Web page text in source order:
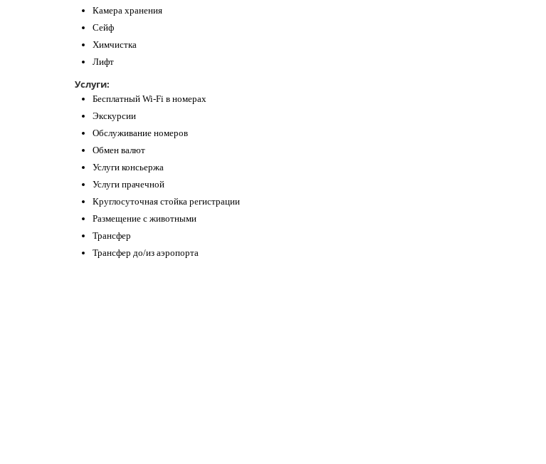
Камера хранения
Сейф
Химчистка
Лифт
Услуги:
Бесплатный Wi-Fi в номерах
Экскурсии
Обслуживание номеров
Обмен валют
Услуги консьержа
Услуги прачечной
Круглосуточная стойка регистрации
Размещение с животными
Трансфер
Трансфер до/из аэропорта